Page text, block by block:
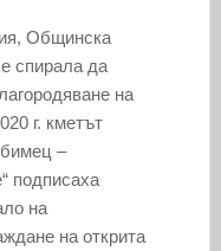
Общинска
спирала да
на
г. кметът
–
подписаха
на
на открита